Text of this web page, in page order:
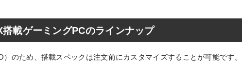
載ゲーミングPCのラインナップ
のため、搭載スペックは注文前にカスタマイズすることが可能です。